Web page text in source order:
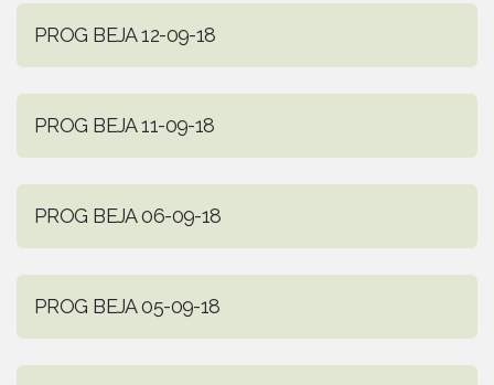
PROG BEJA 12-09-18
PROG BEJA 11-09-18
PROG BEJA 06-09-18
PROG BEJA 05-09-18